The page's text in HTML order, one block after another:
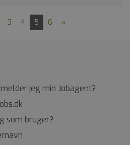
3 4 5 6 »
jeg min Jobagent?
som bruger?